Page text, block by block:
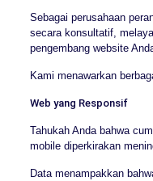
Sebagai perusahaan
secara konsultatif,
pengembang website
Kami menawarkan
Web yang Responsif
Tahukah Anda bahwa
mobile diperkirakan
Data menampakkan